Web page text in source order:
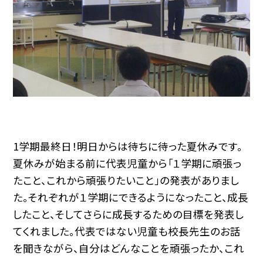
1学期最終日！明日からは待ちに待った夏休みです。
夏休みが始まる前に代表児童から「１学期に頑張っ
たこと、これから頑張りたいこと」の発表がありまし
た。それぞれが１学期にできるようになったこと、成長
したこと、そしてさらに成長するための目標を発表し
てくれました。代表ではない児童も校長先生のお話
を聞きながら、自分はどんなことを頑張ったか、これ